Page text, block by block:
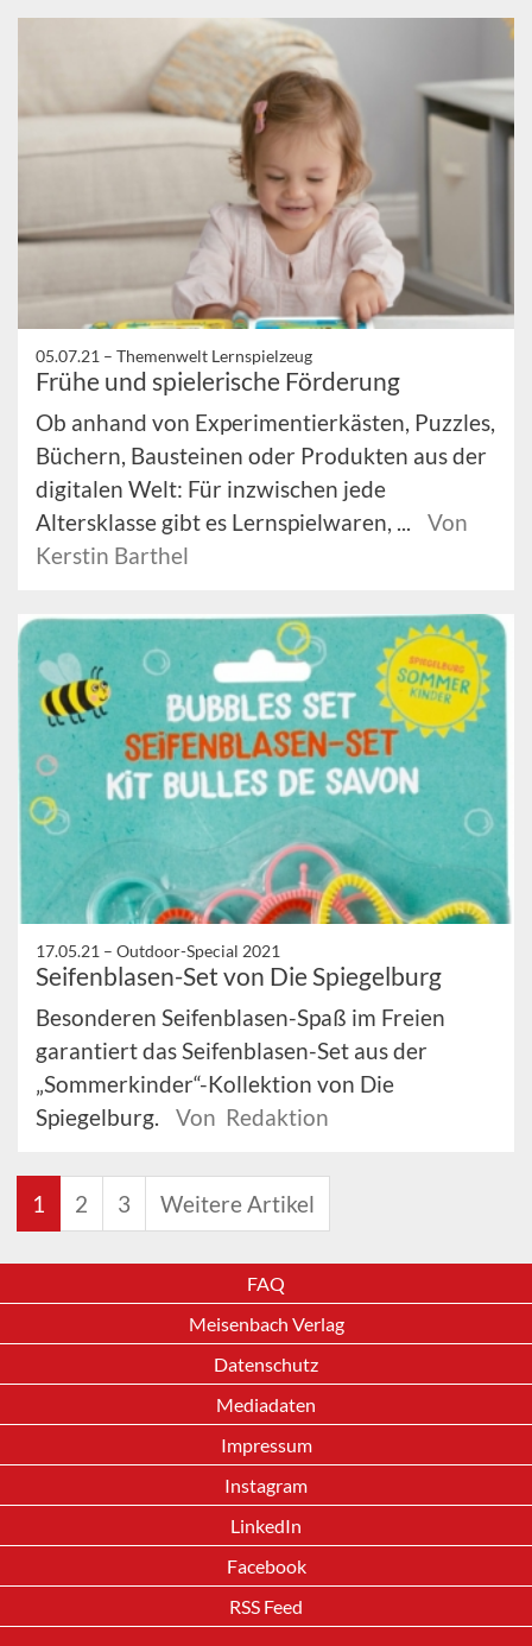
05.07.21 – Themenwelt Lernspielzeug
Frühe und spielerische Förderung
Ob anhand von Experimentierkästen, Puzzles,
Büchern, Bausteinen oder Produkten aus der
digitalen Welt: Für inzwischen jede
Altersklasse gibt es Lernspielwaren, ...
Von
Kerstin Barthel
17.05.21 – Outdoor-Special 2021
Seifenblasen-Set von Die Spiegelburg
Besonderen Seifenblasen-Spaß im Freien
garantiert das Seifenblasen-Set aus der
„Sommerkinder“-Kollektion von Die
Spiegelburg.
Von Redaktion
1 2 3 Weitere Artikel
FAQ
Meisenbach Verlag
Datenschutz
Mediadaten
Impressum
Instagram
LinkedIn
Facebook
RSS Feed